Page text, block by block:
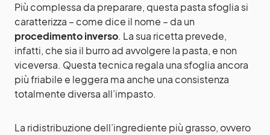
Più complessa da preparare, questa pasta sfoglia si
caratterizza – come dice il nome – da un
procedimento inverso. La sua ricetta prevede,
infatti, che sia il burro ad avvolgere la pasta, e non
viceversa. Questa tecnica regala una sfoglia ancora
più friabile e leggera ma anche una consistenza
totalmente diversa all’impasto.
La ridistribuzione dell’ingrediente più grasso, ovvero